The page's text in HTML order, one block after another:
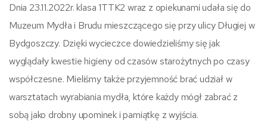
Dnia 23.11.2022r. klasa 1TTK2 wraz z opiekunami udała się do
Muzeum Mydła i Brudu mieszczącego się przy ulicy Długiej w
Bydgoszczy. Dzięki wycieczce dowiedzieliśmy się jak
wyglądały kwestie higieny od czasów starożytnych po czasy
współczesne. Mieliśmy także przyjemność brać udział w
warsztatach wyrabiania mydła, które każdy mógł zabrać z
sobą jako drobny upominek i pamiątkę z wyjścia.